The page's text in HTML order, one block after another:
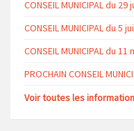
CONSEIL MUNICIPAL du 29
CONSEIL MUNICIPAL du 5
CONSEIL MUNICIPAL du 11
PROCHAIN CONSEIL
Voir toutes les